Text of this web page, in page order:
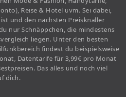
Reise & Hotel uvm. Sei dabei,
und den nächsten Preisknaller
nur Schnäppchen, die mindestens
liegen. Unter den besten
findest du beispielsweise
Datentarife für 3,99€ pro Monat
Das alles und noch viel
dich.